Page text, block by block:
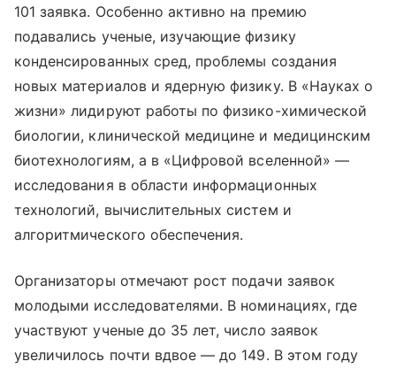
101 заявка. Особенно активно на премию
подавались ученые, изучающие физику
конденсированных сред, проблемы создания
новых материалов и ядерную физику. В «Науках о
жизни» лидируют работы по физико-химической
биологии, клинической медицине и медицинским
биотехнологиям, а в «Цифровой вселенной» —
исследования в области информационных
технологий, вычислительных систем и
алгоритмического обеспечения.
Организаторы отмечают рост подачи заявок
молодыми исследователями. В номинациях, где
участвуют ученые до 35 лет, число заявок
увеличилось почти вдвое — до 149. В этом году